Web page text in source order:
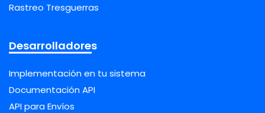
Rastreo Tresguerras
Desarrolladores
Implementación en tu sistema
Documentación API
API para Envíos